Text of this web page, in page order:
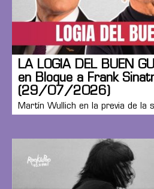
LA LOGIA DEL BUEN
en Bloque a Frank
(29/07/2026)
Martín Wullich en la previa de la